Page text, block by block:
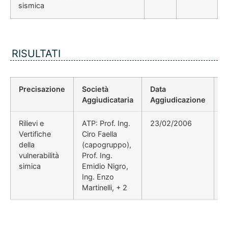
sismica
RISULTATI
Precisazione
Società
Aggiudicataria
Data
Aggiudicazione
Rilievi e
Vertifiche
della
vulnerabilità
simica
ATP: Prof. Ing.
Ciro Faella
(capogruppo),
Prof. Ing.
Emidio Nigro,
Ing. Enzo
Martinelli, + 2
23/02/2006